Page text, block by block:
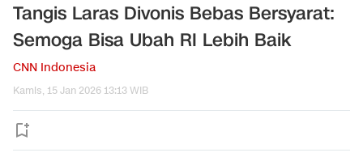
Tangis Laras Divonis Bebas Bersyarat:
Semoga Bisa Ubah RI Lebih Baik
CNN Indonesia
Kamis, 15 Jan 2026 13:13 WIB